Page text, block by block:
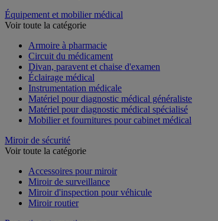
Équipement et mobilier médical
Voir toute la catégorie
Armoire à pharmacie
Circuit du médicament
Divan, paravent et chaise d'examen
Éclairage médical
Instrumentation médicale
Matériel pour diagnostic médical généraliste
Matériel pour diagnostic médical spécialisé
Mobilier et fournitures pour cabinet médical
Miroir de sécurité
Voir toute la catégorie
Accessoires pour miroir
Miroir de surveillance
Miroir d'inspection pour véhicule
Miroir routier